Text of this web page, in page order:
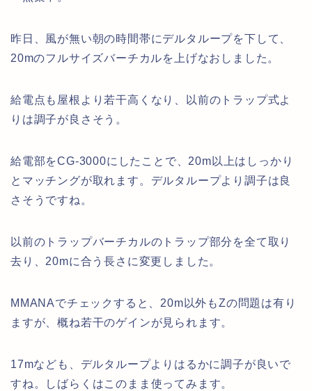
昨日、風が無い朝の時間帯にデルタループを下して、
20mのフルサイズバーチカルを上げなおしました。
給電点も屋根より若干高くなり、以前のトラップ式よ
りは調子が良さそう。
給電部をCG-3000にしたことで、20m以上はしっかり
とマッチングが取れます。デルタループより調子は良
さそうですね。
以前のトラップバーチカルのトラップ部分を全て取り
去り、20mに合う長さに変更しました。
MMANAでチェックすると、20m以外もZの問題は有り
ますが、概ね若干のゲインが見られます。
17mなども、デルタループよりはるかに調子が良いで
すね。しばらくはこのまま使ってみます。